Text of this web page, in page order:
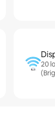
20